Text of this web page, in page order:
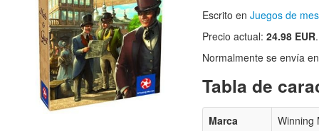
Escrito en Juegos de
Precio actual: 24.98 EUR.
Normalmente se envía
Tabla de
Marca Winning